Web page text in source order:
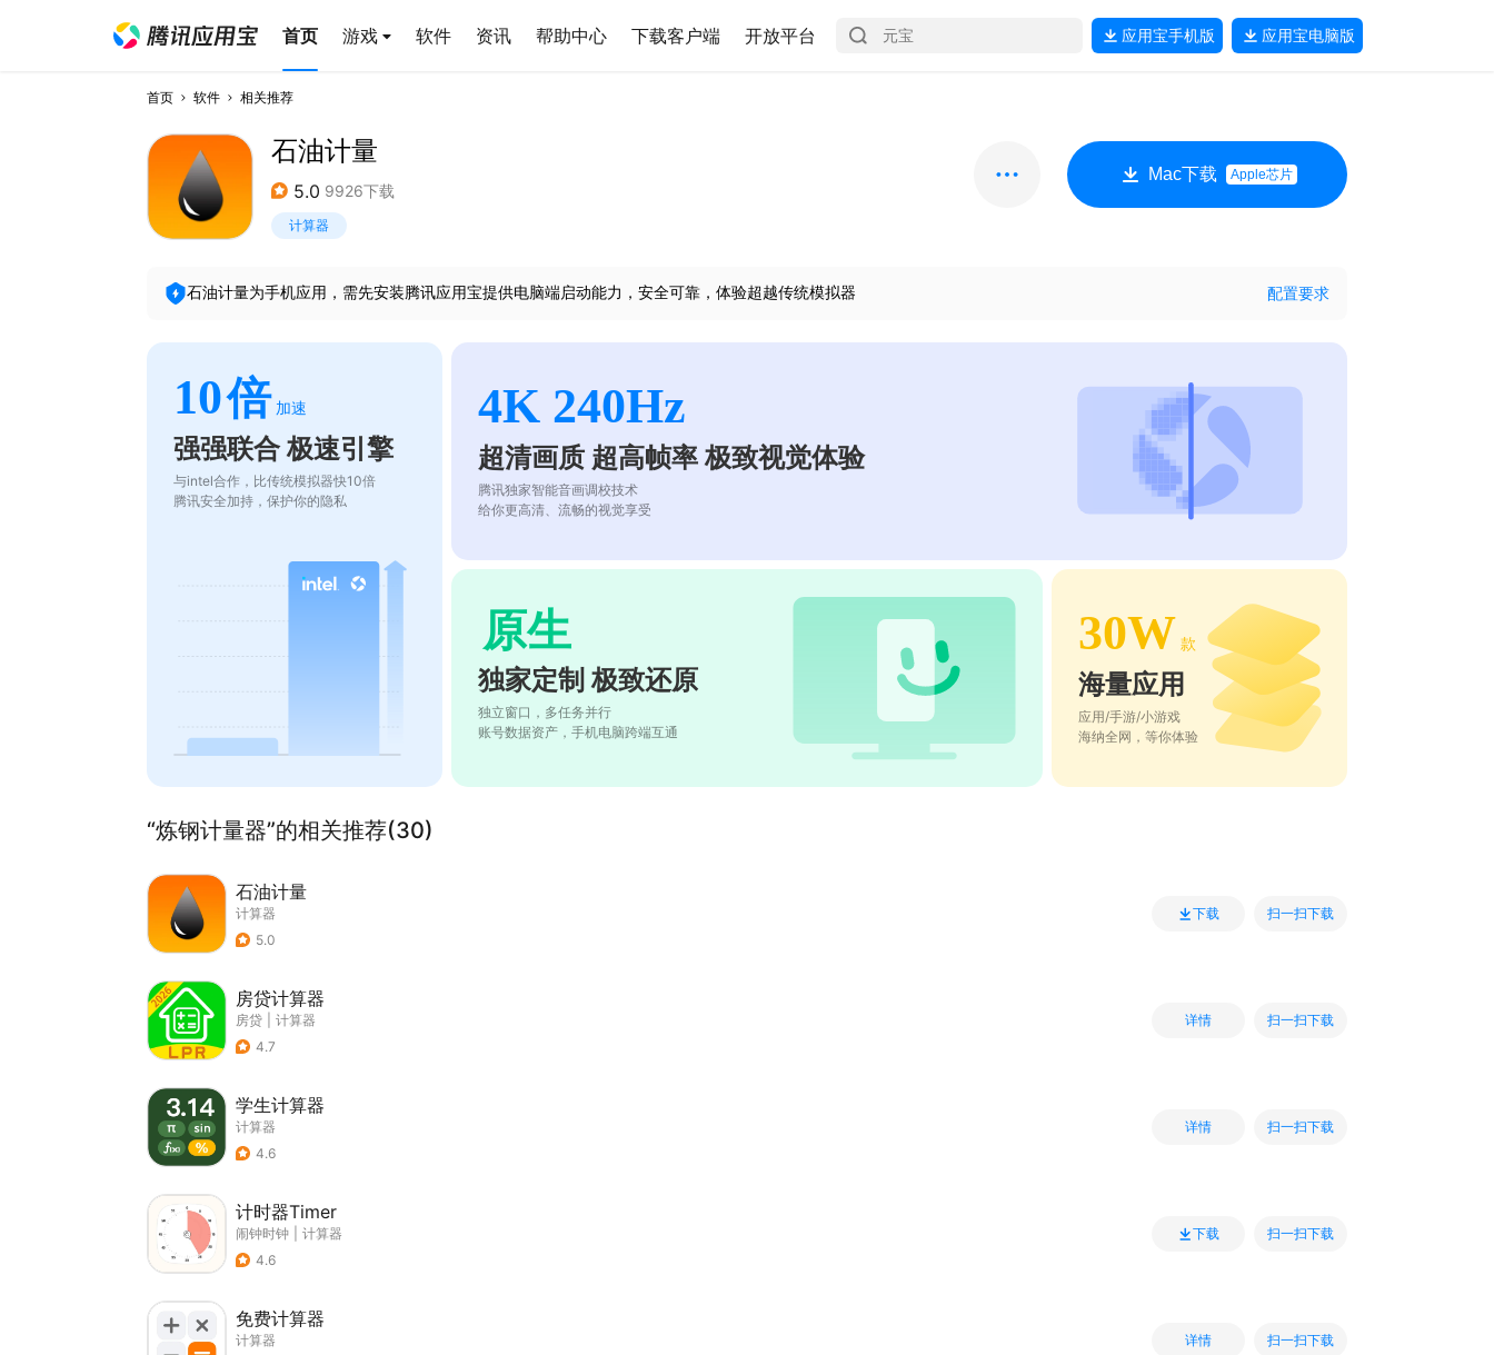
首页 游戏 软件 资讯 帮助中心 下载客户端 开放平台 应用宝手机版 应用宝电脑版
首页 软件 相关推荐
石油计量
5.0 9926下载
计算器
Mac下载 Apple芯片
石油计量为手机应用，需先安装腾讯应用宝提供电脑端启动能力，安全可靠，体验超越传统模拟器 配置要求
10倍 加速
强强联合 极速引擎
与intel合作，比传统模拟器快10倍
腾讯安全加持，保护你的隐私
4K 240Hz
超清画质 超高帧率 极致视觉体验
腾讯独家智能音画调校技术
给你更高清、流畅的视觉享受
原生
独家定制 极致还原
独立窗口，多任务并行
账号数据资产，手机电脑跨端互通
30W 款
海量应用
应用/手游/小游戏
海纳全网，等你体验
“炼钢计量器”的相关推荐(30)
石油计量
计算器
5.0
下载 扫一扫下载
房贷计算器
房贷
计算器
4.7
详情 扫一扫下载
学生计算器
计算器
4.6
详情 扫一扫下载
计时器Timer
闹钟时钟
计算器
4.6
下载 扫一扫下载
免费计算器
计算器
详情 扫一扫下载